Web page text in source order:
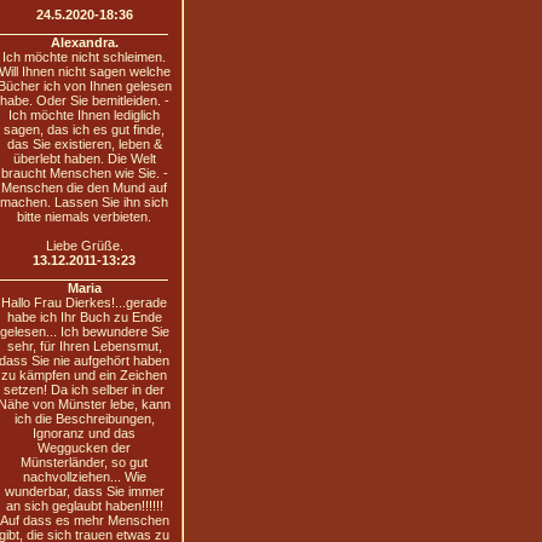
24.5.2020-18:36
Alexandra.
Ich möchte nicht schleimen.
Ihnen nicht sagen welche
ich von Ihnen gelesen
habe. Oder Sie bemitleiden. -
Ich möchte Ihnen lediglich
sagen, das ich es gut finde,
das Sie existieren, leben &
überlebt haben. Die Welt
braucht Menschen wie Sie. -
Menschen die den Mund auf
machen. Lassen Sie ihn sich
bitte niemals verbieten.
Liebe Grüße.
13.12.2011-13:23
Maria
Hallo Frau Dierkes!...gerade
habe ich Ihr Buch zu Ende
gelesen... Ich bewundere Sie
sehr, für Ihren Lebensmut,
dass Sie nie aufgehört haben
zu kämpfen und ein Zeichen
setzen! Da ich selber in der
von Münster lebe, kann
ich die Beschreibungen,
Ignoranz und das
Weggucken der
Münsterländer, so gut
nachvollziehen... Wie
wunderbar, dass Sie immer
an sich geglaubt haben!!!!!!
Auf dass es mehr Menschen
gibt, die sich trauen etwas zu